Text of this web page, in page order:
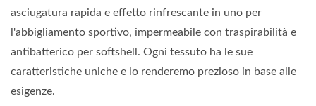
asciugatura rapida e effetto rinfrescante in uno per
l'abbigliamento sportivo, impermeabile con traspirabilità e
antibatterico per softshell. Ogni tessuto ha le sue
caratteristiche uniche e lo renderemo prezioso in base alle
esigenze.